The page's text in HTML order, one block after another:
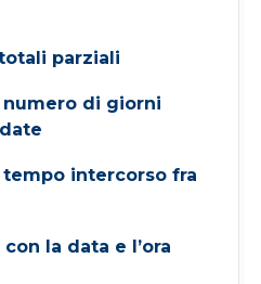
parziali
di giorni
intercorso fra
la data e l’ora